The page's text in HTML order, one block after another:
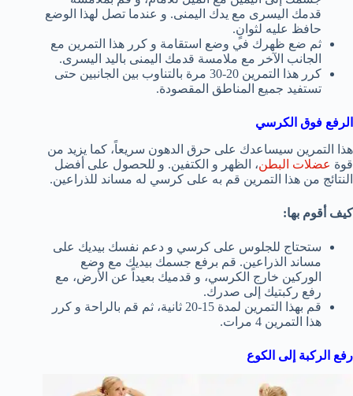
قدمك اليسرى مع يدك اليمنى. و عندما تصل لهذا الوضع
حافظ عليه لثوانٍ.
ثم ضع ظهرك في وضع استقامة و كرر هذا التمرين مع
الجانب الآخر مع ملامسة قدمك اليمنى باليد اليسرى.
كرر هذا التمرين 20-30 مرة بالتناوب بين الجانبين حتى
تستفيد جميع المناطق المقصودة.
الرفع فوق الكرسي
هذا التمرين سيساعدك على حرق الدهون سريعاً، كما يزيد من
قوة عضلات البطن، الظهر و الكتفين. و للحصول على أفضل
النتائج من هذا التمرين قم به على كرسي له مساند للذراعين.
كيف أقوم بها:
ستحتاج للجلوس على كرسي و دعم نفسك بيديك على
مساند الذراعين. قم برفع جسمك بيديك مع وضع
الوركين خارج الكرسي، و قدميك بعيداً عن الأرض، مع
رفع ركبتيك إلى صدرك.
قم بهذا التمرين لمدة 15-20 ثانية، ثم قم بالراحة و كرر
هذا التمرين 4 مرات.
رفع الركبة إلى الكوع